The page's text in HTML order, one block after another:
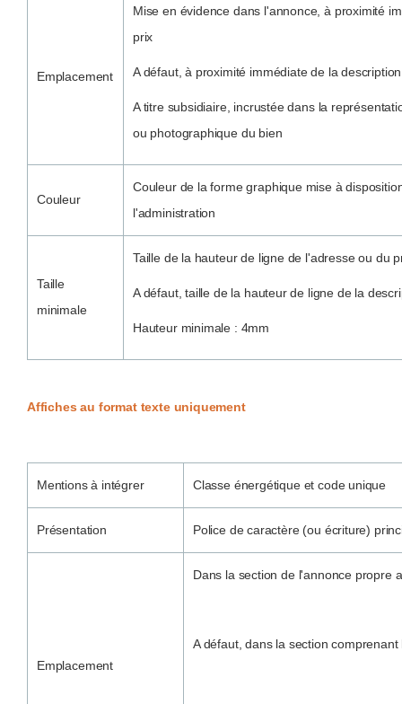
Emplacement
Mise en évidence dans l'annonce, à proximité
prix
A défaut, à proximité immédiate de la
A titre subsidiaire, incrustée dans la
ou photographique du bien
Couleur
Couleur de la forme graphique mise à
l'administration
Taille
minimale
Taille de la hauteur de ligne de l'adresse ou du
A défaut, taille de la hauteur de ligne de la
Hauteur minimale : 4mm
Affiches au format texte uniquement
Mentions à intégrer Classe énergétique et code unique
Présentation Police de caractère (ou écriture)
Emplacement
Dans la section de l'annonce propre
A défaut, dans la section